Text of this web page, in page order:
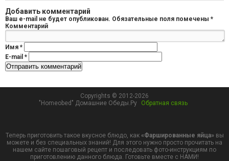
Добавить комментарий
Ваш e-mail не будет опубликован. Обязательные поля помечены *
Комментарий
Имя *
E-mail *
Copyrights © 2012-2026
"Homeobed" Домашние Обеды.Ру
Обратная связь
Теперь приготовить такое вкусное блюдо, как «Фаршированные яйца»вы
можете и без специальных знаний! Для этого нужно просто прочитать на
нашем сайте пошаговый рецепт и последовать фото-инструкциям по
приготовлению данного блюда. Готовьте вместе с НАМИ!